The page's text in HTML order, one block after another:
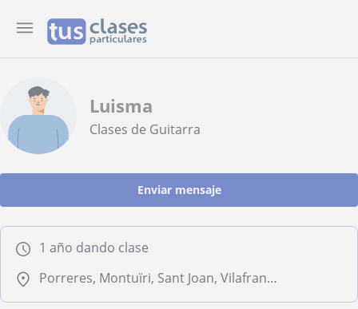
Luisma
Clases de Guitarra
Enviar mensaje
1 año dando clase
Porreres, Montuïri, Sant Joan, Vilafranca de Bonany